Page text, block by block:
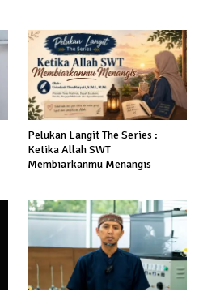
Pelukan Langit The Series :
Ketika Allah SWT
Membiarkanmu Menangis